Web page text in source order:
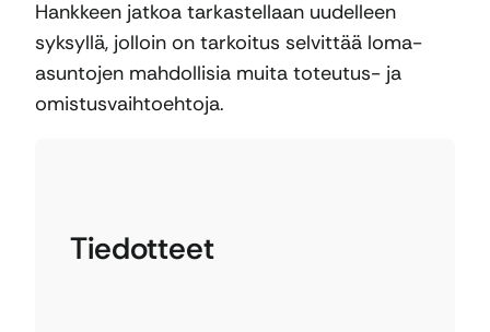
Hankkeen jatkoa tarkastellaan uudelleen
syksyllä, jolloin on tarkoitus selvittää loma-
asuntojen mahdollisia muita toteutus- ja
omistusvaihtoehtoja.
Tiedotteet